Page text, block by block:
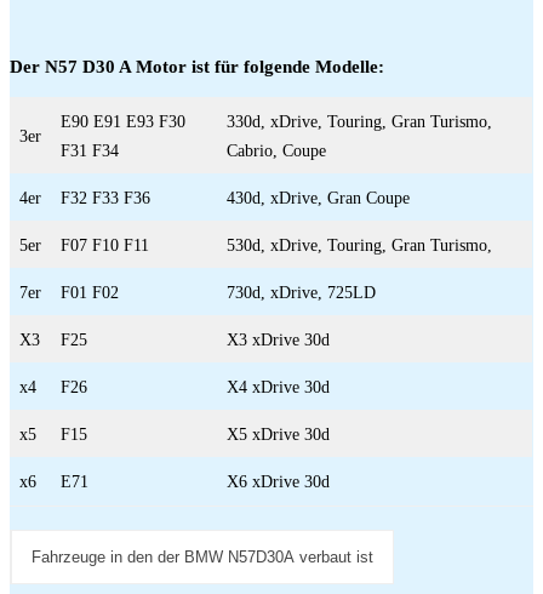
Der N57 D30 A Motor ist für folgende Modelle:
3er
E90 E91 E93 F30
F31 F34
330d, xDrive, Touring, Gran Turismo,
Cabrio, Coupe
4er F32 F33 F36 430d, xDrive, Gran Coupe
5er F07 F10 F11 530d, xDrive, Touring, Gran Turismo,
7er F01 F02 730d, xDrive, 725LD
X3 F25 X3 xDrive 30d
x4 F26 X4 xDrive 30d
x5 F15 X5 xDrive 30d
x6 E71 X6 xDrive 30d
Fahrzeuge in den der BMW N57D30A verbaut ist